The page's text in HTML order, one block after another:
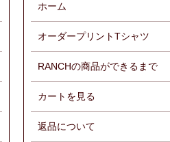
ホーム
オーダープリントTシャツ
RANCHの商品ができるまで
カートを見る
返品について